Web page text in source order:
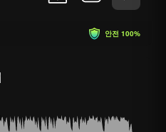
안전 100%